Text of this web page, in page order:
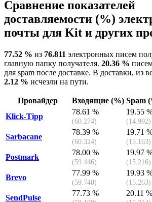
Сравнение показателей
доставляемости (%)
почты для Kit и других
77.52 % из 76.811 электронных писем
главную папку получателя. 20.36 %
для spam после доставке. В доставки, из
2.12 % исчезли на пути.
Провайдер Входящие (%) Spam
Klick-Tipp
78.61 %
(60.274)
19.55
(14.992)
Sarbacane
78.39 %
(60.324)
19.71
(15.163)
Postmark
78.00 %
(59.446)
19.97
(15.216)
Brevo
77.99 %
(59.740)
19.93
(15.263)
SendPulse
77.73 % 20.11 %